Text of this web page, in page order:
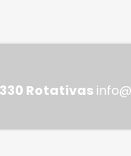
Rotativas